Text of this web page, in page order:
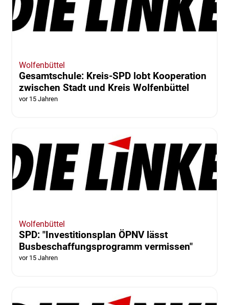
Wolfenbüttel
Gesamtschule: Kreis-SPD lobt Kooperation
zwischen Stadt und Kreis Wolfenbüttel
vor 15 Jahren
Wolfenbüttel
SPD: "Investitionsplan ÖPNV lässt
Busbeschaffungsprogramm vermissen"
vor 15 Jahren